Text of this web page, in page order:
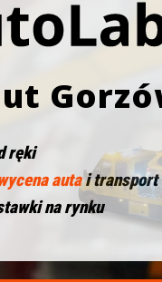
ręki
autai transport
na rynku